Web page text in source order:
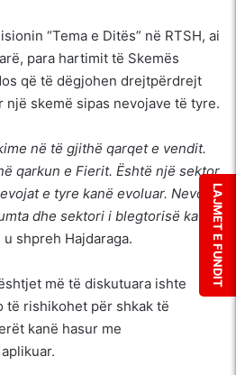
“Tema e Ditës” në RTSH, ai
para hartimit të Skemës
që të dëgjohen drejtpërdrejt
skemë sipas nevojave të tyre.
në të gjithë qarqet e vendit.
qarkun e Fierit. Është një sektor
e tyre kanë evoluar. Nevojat
dhe sektori i blegtorisë ka
u shpreh Hajdaraga.
më të diskutuara ishte
të rishikohet për shkak të
kanë hasur me
LAJMET E FUNDIT